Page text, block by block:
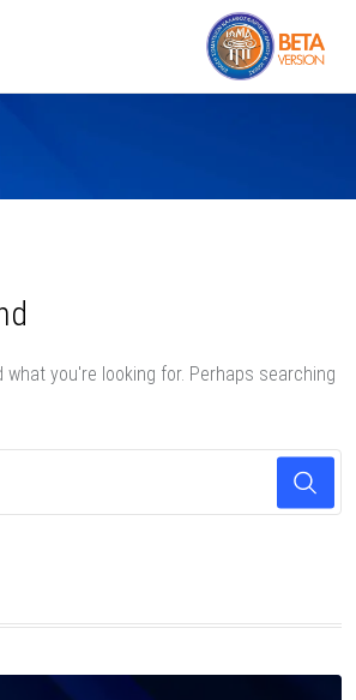
what you're looking for. Perhaps searching